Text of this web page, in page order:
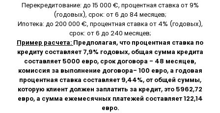
Перекредитование: до 15 000 €, процентная ставка от 9%
(годовых), срок: от 6 до 84 месяцев;
Ипотека: до 200 000 €, процентная ставка от 4% (годовых),
срок: от 6 до 240 месяцев;
Пример расчета: Предполагая, что процентная ставка по
кредиту составляет 7,9% годовых, общая сумма кредита
составляет 5000 евро, срок договора - 48 месяцев,
комиссия за выполнение договора- 100 евро, а годовая
процентная ставка составляет 9,44%, от общей суммы,
которую клиент должен заплатить за кредит, это 5962,72
евро, а сумма ежемесячных платежей составляет 122,14
евро.